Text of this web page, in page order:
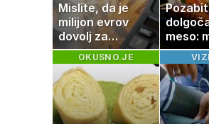
Mislite, da je
milijon evrov
dovolj za
sanjsko
stanovanje? Te
številke so
šokirale Evropo
meso:
svežine
OKUSNO.JE